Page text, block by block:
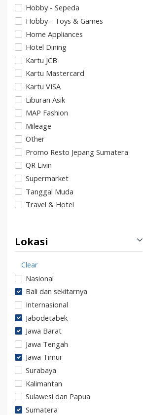
Hobby - Sepeda
Hobby - Toys & Games
Home Appliances
Hotel Dining
Kartu JCB
Kartu Mastercard
Kartu VISA
Liburan Asik
MAP Fashion
Mileage
Other
Promo Resto Jepang Sumatera
QR Livin
Supermarket
Tanggal Muda
Travel & Hotel
Lokasi
Clear
Nasional
Bali dan sekitarnya
Internasional
Jabodetabek
Jawa Barat
Jawa Tengah
Jawa Timur
Surabaya
Kalimantan
Sulawesi dan Papua
Sumatera